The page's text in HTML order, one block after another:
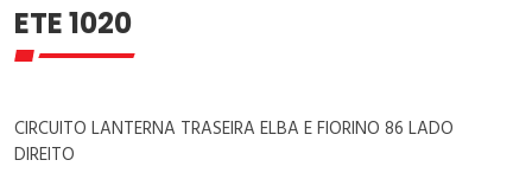
ETE 1020
CIRCUITO LANTERNA TRASEIRA ELBA E FIORINO 86 LADO
DIREITO